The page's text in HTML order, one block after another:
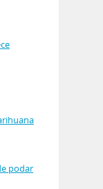
podar